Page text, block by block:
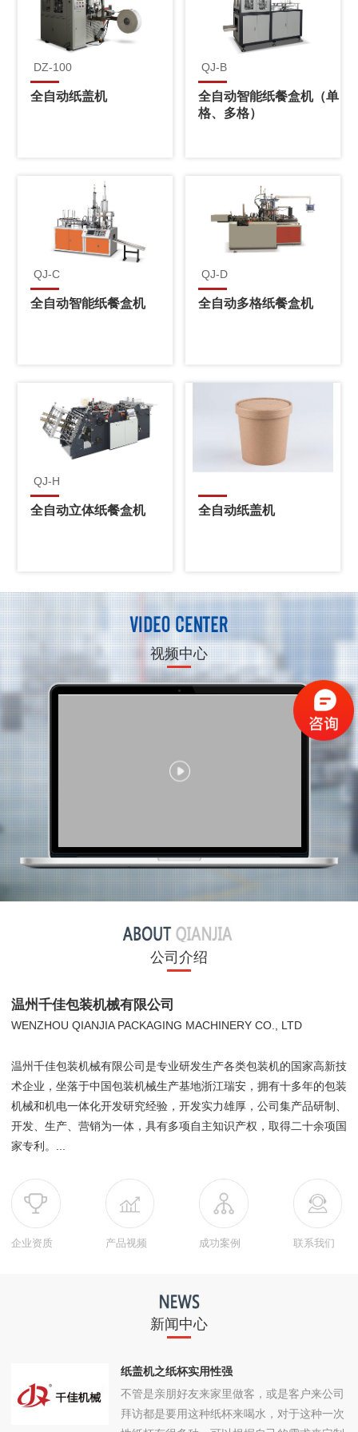
DZ-100
全自动纸盖机
QJ-B
全自动智能纸餐盒机（单
格、多格）
QJ-C
全自动智能纸餐盒机
QJ-D
全自动多格纸餐盒机
QJ-H
全自动立体纸餐盒机 全自动纸盖机
视频中心
公司介绍
温州千佳包装机械有限公司
WENZHOU QIANJIA PACKAGING MACHINERY CO., LTD
温州千佳包装机械有限公司是专业研发生产各类包装机的国家高新技
术企业，坐落于中国包装机械生产基地浙江瑞安，拥有十多年的包装
机械和机电一体化开发研究经验，开发实力雄厚，公司集产品研制、
开发、生产、营销为一体，具有多项自主知识产权，取得二十余项国
家专利。...
企业资质 产品视频 成功案例 联系我们
新闻中心
纸盖机之纸杯实用性强
不管是亲朋好友来家里做客，或是客户来公司
拜访都是要用这种纸杯来喝水，对于这种一次